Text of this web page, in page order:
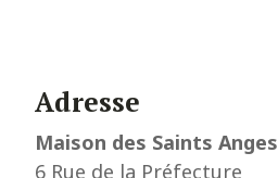
Adresse
Maison des Saints Anges
6 Rue de la Préfecture